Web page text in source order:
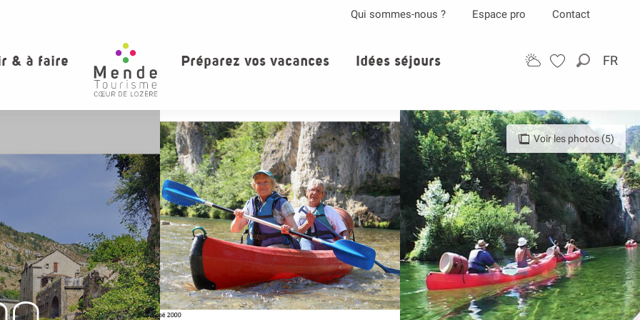
FR
Qui sommes-nous ? Espace pro Contact
& à faire Préparez vos vacances Idées séjours
Voir les photos (5)